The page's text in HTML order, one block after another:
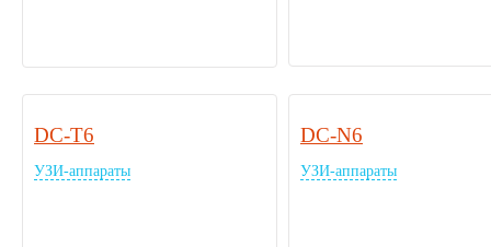
DC-T6
УЗИ-аппараты
DC-N6
УЗИ-аппараты